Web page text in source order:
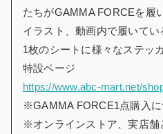
たちがGAMMA FORCEを履
イラスト、動画内で履いて
1枚のシートに様々なステッ
特設ページ
https://www.abc-mart.net/
※GAMMA FORCE1点購入
※オンラインストア、実店舗